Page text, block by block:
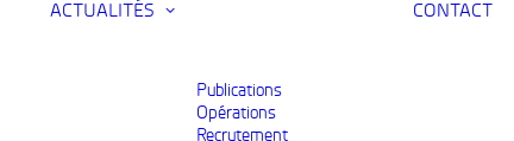
ACTUALITÉS
Publications
Opérations
Recrutement
CONTACT